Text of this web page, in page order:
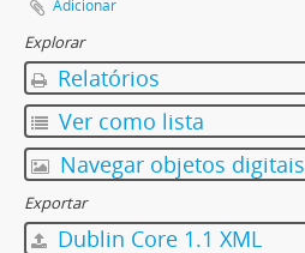
Adicionar
Explorar
Relatórios
Ver como lista
Navegar objetos digitais
Exportar
Dublin Core 1.1 XML